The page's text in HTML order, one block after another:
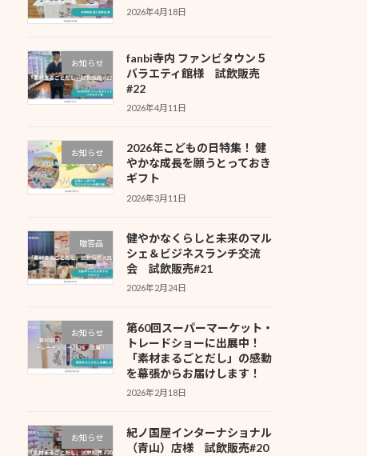
2026年4月18日
お知らせ
fanbi寺内 ファンビタウン５
バラエティ館様 試飲販売
#22
2026年4月11日
お知らせ
2026年こどもの日特集！ 健
やかな成長を願うとっておき
ギフト
2026年3月11日
贈答品
健やかなくらしと未来のマル
シェ＆ビジネスランチ交流
会 試飲販売#21
2026年2月24日
お知らせ
第60回スーパーマーケット・
トレードショーに出展中！
「素材まるごとだし」の感動
を幕張からお届けします！
2026年2月18日
お知らせ
紀ノ国屋インターナショナル
（青山）店様 試飲販売#20